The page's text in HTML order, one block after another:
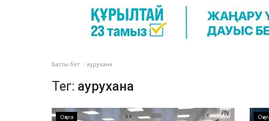
Басты бет аурухана
Тег: аурухана
Оқиға